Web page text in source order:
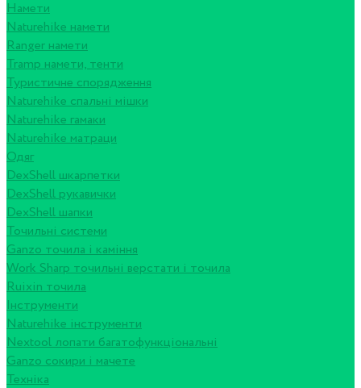
Намети
Naturehike намети
Ranger намети
Tramp намети, тенти
Туристичне спорядження
Naturehike спальні мішки
Naturehike гамаки
Naturehike матраци
Одяг
DexShell шкарпетки
DexShell рукавички
DexShell шапки
Точильні системи
Ganzo точила і каміння
Work Sharp точильні верстати і точила
Ruixin точила
Інструменти
Naturehike інструменти
Nextool лопати багатофункціональні
Ganzo сокири і мачете
Техніка